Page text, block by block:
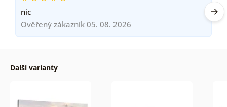
nic
Ověřený zákazník 05. 08. 2026
Další varianty